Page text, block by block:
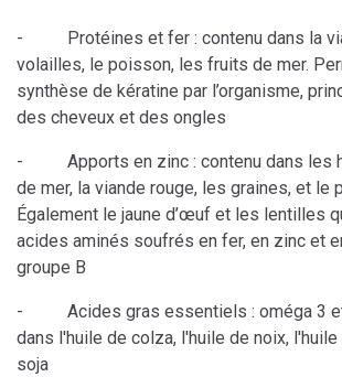
- Protéines et fer : contenu dans la
volailles, le poisson, les fruits de mer.
synthèse de kératine par l’organisme,
des cheveux et des ongles
- Apports en zinc : contenu dans les
de mer, la viande rouge, les graines, et le
Également le jaune d’œuf et les lentilles
acides aminés soufrés en fer, en zinc et
groupe B
- Acides gras essentiels : oméga 3 et
dans l'huile de colza, l'huile de noix,
soja